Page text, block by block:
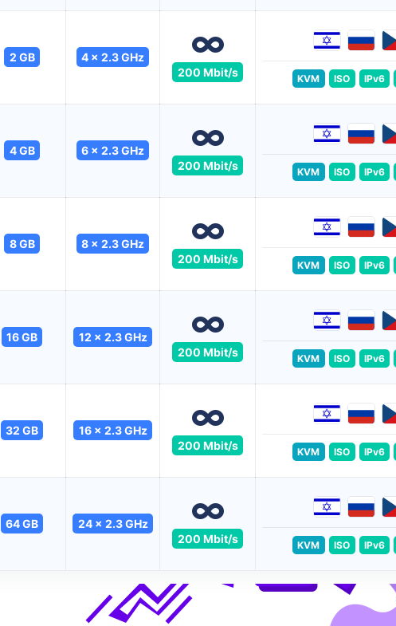
2 GB
4 x 2.3 GHz
200 Mbit/s
KVM ISO IPv6
4 GB
6 x 2.3 GHz
200 Mbit/s
KVM ISO IPv6
8 GB
8 x 2.3 GHz
200 Mbit/s
KVM ISO IPv6
16 GB
12 x 2.3 GHz
200 Mbit/s
KVM ISO IPv6
32 GB
16 x 2.3 GHz
200 Mbit/s
KVM ISO IPv6
64 GB
24 x 2.3 GHz
200 Mbit/s
KVM ISO IPv6